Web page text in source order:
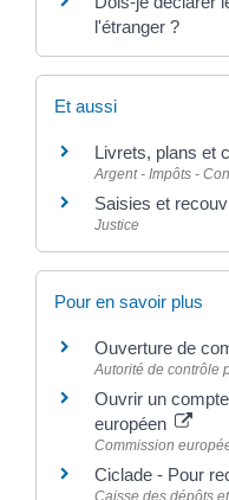
l'étranger ?
Et aussi
Livrets, plans et
Argent - Impôts -
Saisies et
Justice
Pour en savoir plus
Ouverture de
Autorité de contrôle
Ouvrir un
européen
Commission
Ciclade - Pour